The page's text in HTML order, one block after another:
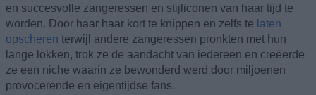
en succesvolle zangeressen en stijliconen van haar tijd te
worden. Door haar haar kort te knippen en zelfs te laten
opscheren terwijl andere zangeressen pronkten met hun
lange lokken, trok ze de aandacht van iedereen en creëerde
ze een niche waarin ze bewonderd werd door miljoenen
provocerende en eigentijdse fans.